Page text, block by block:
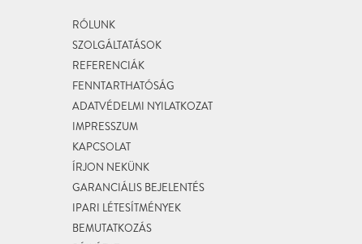
RÓLUNK
SZOLGÁLTATÁSOK
REFERENCIÁK
FENNTARTHATÓSÁG
ADATVÉDELMI NYILATKOZAT
IMPRESSZUM
KAPCSOLAT
ÍRJON NEKÜNK
GARANCIÁLIS BEJELENTÉS
IPARI LÉTESÍTMÉNYEK
BEMUTATKOZÁS